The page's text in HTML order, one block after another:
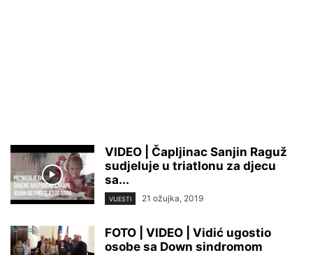
VIDEO | Čapljinac Sanjin Raguž
sudjeluje u triatlonu za djecu
sa...
VIJESTI 21 ožujka, 2019
FOTO | VIDEO | Vidić ugostio
osobe sa Down sindromom